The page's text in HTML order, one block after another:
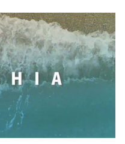
vetëm një javë më
pjesë e 100...